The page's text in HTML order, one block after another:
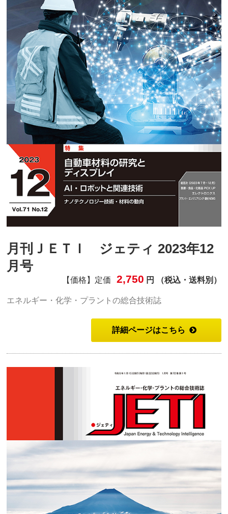
月刊ＪＥＴＩ ジェティ 2023年12
月号
【価格】定価 2,750 円 （税込・送料別）
エネルギー・化学・プラントの総合技術誌
詳細ページはこちら